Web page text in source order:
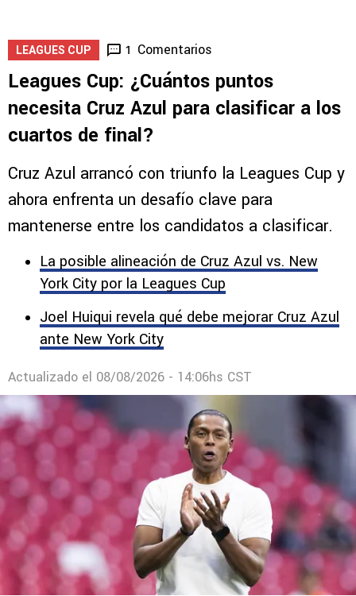
LEAGUES CUP 1 Comentarios
Leagues Cup: ¿Cuántos puntos
necesita Cruz Azul para clasificar a los
cuartos de final?
Cruz Azul arrancó con triunfo la Leagues Cup y
ahora enfrenta un desafío clave para
mantenerse entre los candidatos a clasificar.
La posible alineación de Cruz Azul vs. New
York City por la Leagues Cup
Joel Huiqui revela qué debe mejorar Cruz Azul
ante New York City
Actualizado el 08/08/2026 - 14:06hs CST